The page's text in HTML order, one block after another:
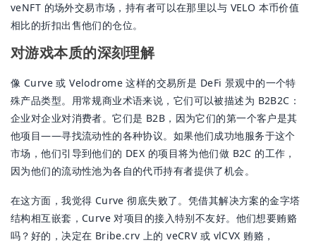
veNFT 的场外交易市场，持有者可以在那里以与 VELO 本币价值
相比的折扣出售他们的仓位。
对游戏本质的深刻理解
像 Curve 或 Velodrome 这样的交易所是 DeFi 景观中的一个特
殊产品类型。用常规商业术语来说，它们可以被描述为 B2B2C：
企业对企业对消费者。它们是 B2B，因为它们的第一个客户是其
他项目——寻找流动性的各种协议。如果他们成功地服务于这个
市场，他们引导到他们的 DEX 的项目将为他们做 B2C 的工作，
因为他们的流动性池为各自的代币持有者提供了机会。
在这方面，我觉得 Curve 彻底失败了。凭借其解决方案的金字塔
结构相互嵌套，Curve 对项目的接入特别不友好。他们想要贿赂
吗？好的，决定在 Bribe.crv 上的 veCRV 或 vlCVX 贿赂，